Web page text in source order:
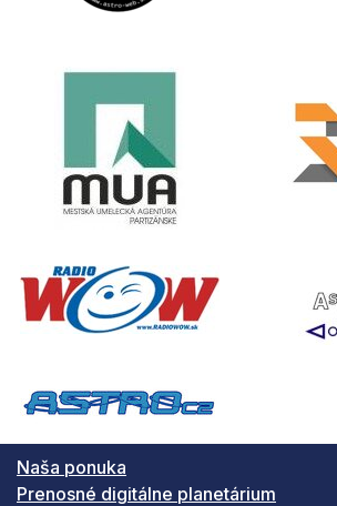
Naša ponuka
Prenosné digitálne planetárium